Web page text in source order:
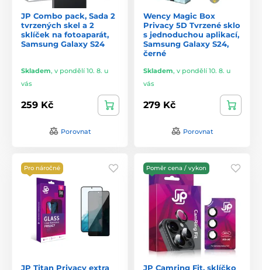
JP Combo pack, Sada 2
tvrzených skel a 2
sklíček na fotoaparát,
Samsung Galaxy S24
Skladem, v pondělí 10. 8. u
vás
259 Kč
Porovnat
Wency Magic Box
Privacy 5D Tvrzené sklo
s jednoduchou aplikací,
Samsung Galaxy S24,
černé
Skladem, v pondělí 10. 8. u
vás
279 Kč
Porovnat
Pro náročné
JP Titan Privacy extra
Poměr cena / vykon
JP Camring Fit, sklíčko